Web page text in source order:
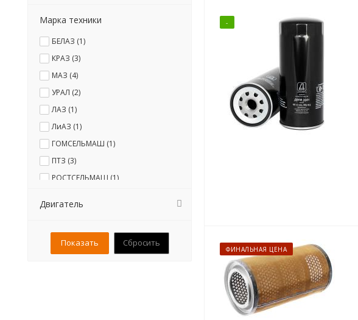
-
ФИНАЛЬНАЯ ЦЕНА
Марка техники
БЕЛАЗ (1)
КРАЗ (3)
МАЗ (4)
УРАЛ (2)
ЛАЗ (1)
ЛиАЗ (1)
ГОМСЕЛЬМАШ (1)
ПТЗ (3)
РОСТСЕЛЬМАШ (1)
Двигатель
Сбросить